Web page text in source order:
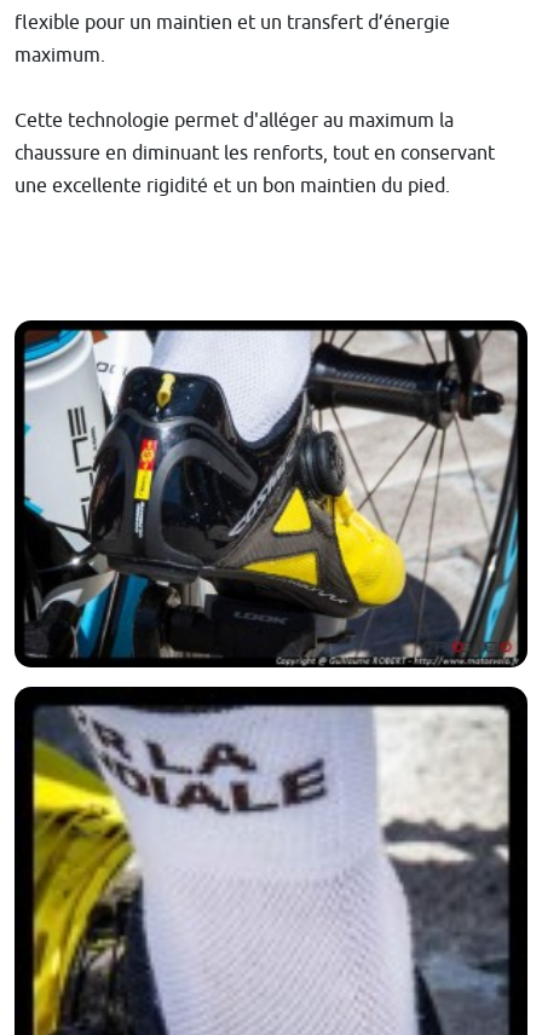
flexible pour un maintien et un transfert d’énergie
maximum.
Cette technologie permet d'alléger au maximum la
chaussure en diminuant les renforts, tout en conservant
une excellente rigidité et un bon maintien du pied.